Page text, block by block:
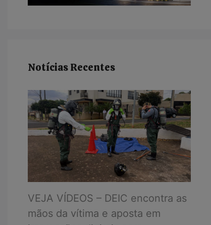
Notícias Recentes
VEJA VÍDEOS – DEIC encontra as
mãos da vítima e aposta em